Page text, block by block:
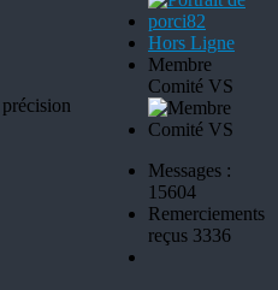
Hors Ligne
Membre
Comité VS
Messages :
15604
Remerciements
reçus 3336